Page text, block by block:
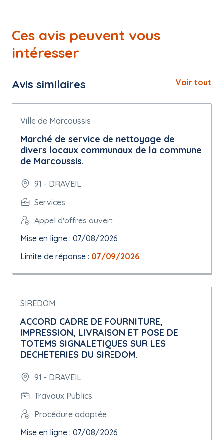
Ces avis peuvent vous
intéresser
Avis similaires Voir tout
Ville de Marcoussis
Marché de service de nettoyage de
divers locaux communaux de la commune
de Marcoussis.
91 - DRAVEIL
Services
Appel d'offres ouvert
Mise en ligne : 07/08/2026
Limite de réponse : 07/09/2026
SIREDOM
ACCORD CADRE DE FOURNITURE,
IMPRESSION, LIVRAISON ET POSE DE
TOTEMS SIGNALETIQUES SUR LES
DECHETERIES DU SIREDOM.
91 - DRAVEIL
Travaux Publics
Procédure adaptée
Mise en ligne : 07/08/2026